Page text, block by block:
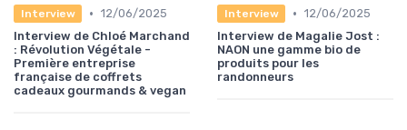
Interview • 12/06/2025
Interview de Chloé Marchand
: Révolution Végétale -
Première entreprise
française de coffrets
cadeaux gourmands & vegan
Interview • 12/06/2025
Interview de Magalie Jost :
NAON une gamme bio de
produits pour les
randonneurs